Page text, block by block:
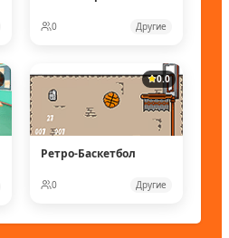
0 Другие
0.0
Ретро-Баскетбол
0 Другие